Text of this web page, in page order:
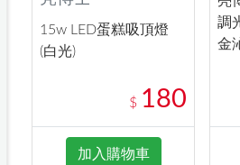
15w LED蛋糕吸頂燈
(白光)
$ 180
加入購物車
調
金